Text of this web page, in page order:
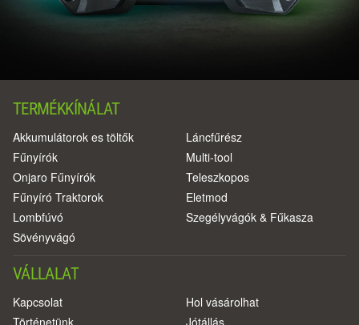
TERMÉKKÍNÁLAT
Akkumulátorok es töltők
Fűnyírók
Onjaro Fűnyírók
Fűnyíró Traktorok
Lombfúvó
Sövényvágó
Láncfűrész
Multi-tool
Teleszkopos
Eletmod
Szegélyvágók & Fűkasza
VÁLLALAT
Kapcsolat
Hol vásárolhat